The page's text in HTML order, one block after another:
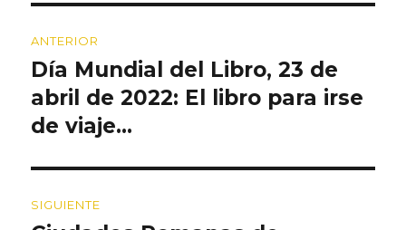
de
entradas
ANTERIOR
Entrada
anterior:
Día Mundial del Libro, 23 de
abril de 2022: El libro para irse
de viaje…
SIGUIENTE